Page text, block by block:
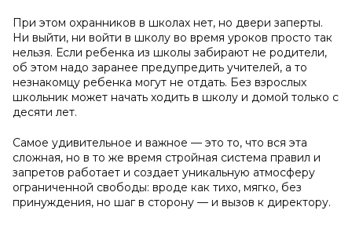
При этом охранников в школах нет, но двери заперты.
Ни выйти, ни войти в школу во время уроков просто так
нельзя. Если ребенка из школы забирают не родители,
об этом надо заранее предупредить учителей, а то
незнакомцу ребенка могут не отдать. Без взрослых
школьник может начать ходить в школу и домой только с
десяти лет.
Самое удивительное и важное — это то, что вся эта
сложная, но в то же время стройная система правил и
запретов работает и создает уникальную атмосферу
ограниченной свободы: вроде как тихо, мягко, без
принуждения, но шаг в сторону — и вызов к директору.